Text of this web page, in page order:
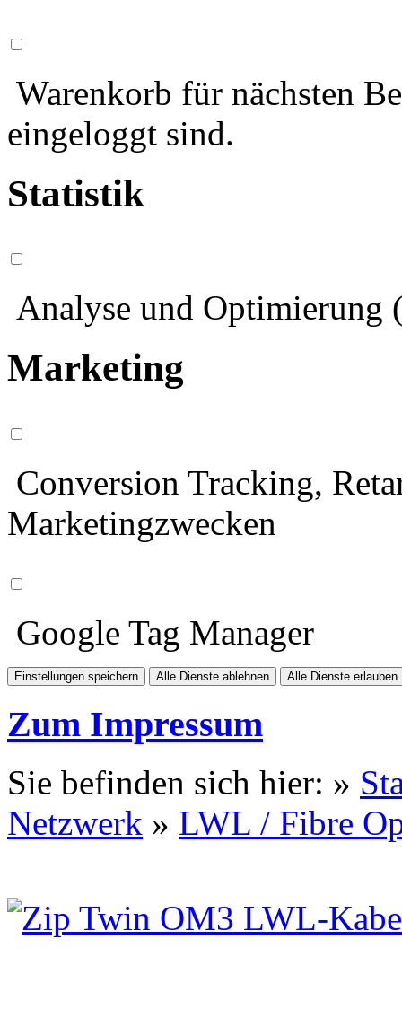
Warenkorb für nächsten
eingeloggt sind.
Statistik
Analyse und Optimierung
Marketing
Conversion Tracking,
Marketingzwecken
Google Tag Manager
Einstellungen speichern Alle Dienste ablehnen Alle Dienste erlauben
Zum Impressum
Sie befinden sich hier: »
Netzwerk » LWL / Fibre